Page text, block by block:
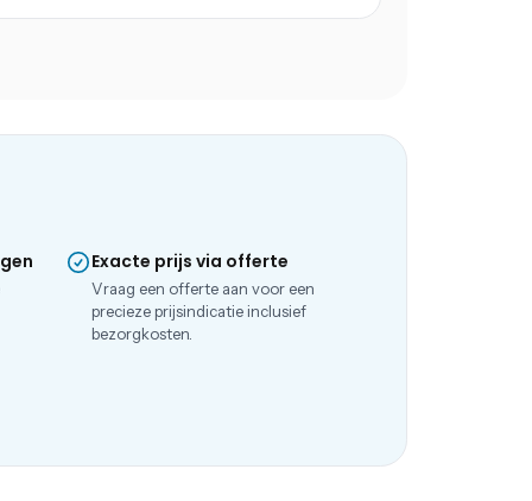
Exacte prijs via offerte
Vraag een offerte aan voor een
precieze prijsindicatie inclusief
bezorgkosten.